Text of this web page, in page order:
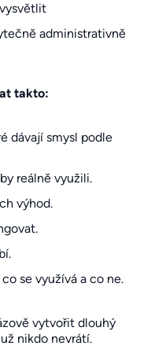
administrativně
takto:
dávají smysl podle
reálně využili.
výhod.
se využívá a co ne.
vytvořit dlouhý
nikdo nevrátí.